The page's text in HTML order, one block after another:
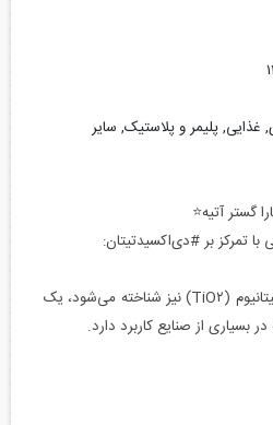
غذایی, پلیمر و پلاستیک, سایر
گستر آتیه⭐
با تمرکز بر #دی‌اکسیدتیتان:
تیتان ۹۹۶، به نام دی اکسید تیتانیوم (TiO۲) نیز شناخته می‌شود، یک
بسیاری از صنایع کاربرد دارد.